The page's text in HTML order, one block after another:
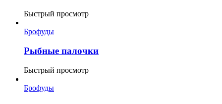
Быстрый просмотр
Брофуды
Рыбные палочки
Быстрый просмотр
Брофуды